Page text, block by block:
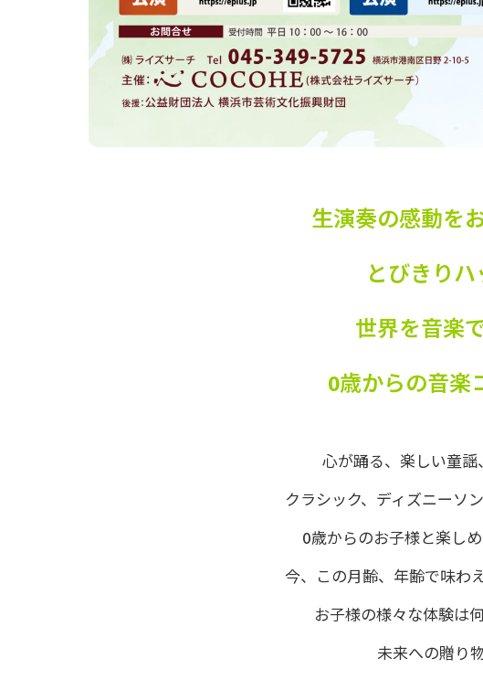
生演奏の感動を
とびきりハ
世界を音楽
0歳からの音楽
心が踊る、楽しい童謡
クラシック、ディズニーソ
0歳からのお子様と楽し
今、この月齢、年齢で味わ
お子様の様々な体験は
未来への贈り物